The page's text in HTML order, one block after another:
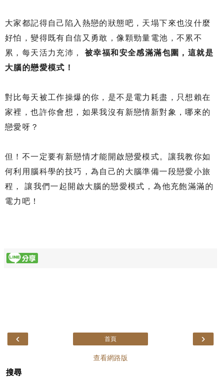
大家都記得自己陷入熱戀的狀態吧，天塌下來也沒什麼
好怕，變得既有自信又勇敢，像顆勁量電池，不累不
累，每天活力充沛， 被幸福和安全感滿滿包圍，這就是
大腦的戀愛模式！
對比每天被工作操爆的你，是不是電力耗盡，只想賴在
家裡，也許你會想，如果我沒有新戀情新對象，哪來的
戀愛呀？
但！不一定要有新戀情才能開啟戀愛模式。讓我教你如
何利用腦科學的技巧，為自己的大腦準備一段戀愛小旅
程， 讓我們一起開啟大腦的戀愛模式，為他充飽滿滿的
電力吧！
‹ ›
首頁
查看網路版
搜尋